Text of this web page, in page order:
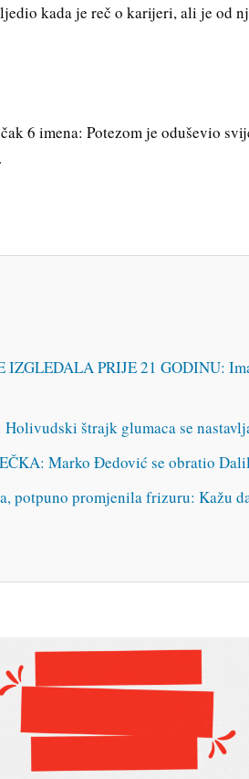
kada je reč o karijeri, ali je od
6 imena: Potezom je oduševio
PRIJE 21 GODINU:
štrajk glumaca se
Marko Đedović se obratio
potpuno promjenila frizuru: Kažu